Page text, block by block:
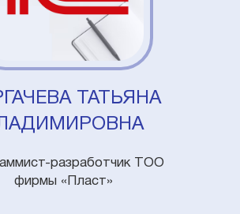
ТАТЬЯНА
разработчик ТОО
фирмы «Пласт»